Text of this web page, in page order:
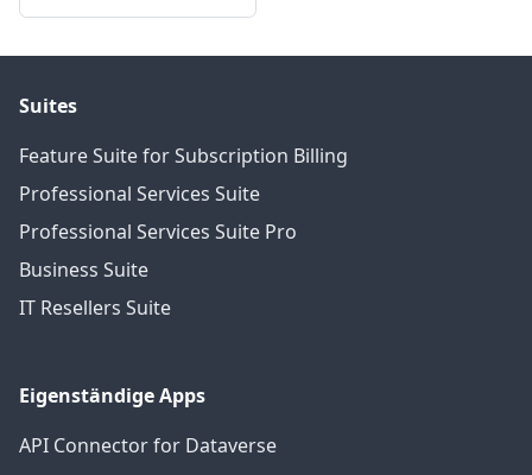
Suites
Feature Suite for Subscription Billing
Professional Services Suite
Professional Services Suite Pro
Business Suite
IT Resellers Suite
Eigenständige Apps
API Connector for Dataverse